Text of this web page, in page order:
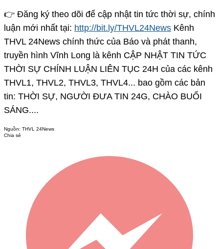
👉 Đăng ký theo dõi để cập nhật tin tức thời sự, chính
luận mới nhất tại: http://bit.ly/THVL24News Kênh
THVL 24News chính thức của Báo và phát thanh,
truyền hình Vĩnh Long là kênh CẬP NHẬT TIN TỨC
THỜI SỰ CHÍNH LUẬN LIÊN TỤC 24H của các kênh
THVL1, THVL2, THVL3, THVL4... bao gồm các bản
tin: THỜI SỰ, NGƯỜI ĐƯA TIN 24G, CHÀO BUỔI
SÁNG....
Nguồn: THVL 24News
Chia sẻ